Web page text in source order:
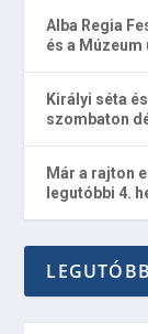
Alba Regia
és a Múzeum
Királyi séta
szombaton
Már a rajton
legutóbbi 4.